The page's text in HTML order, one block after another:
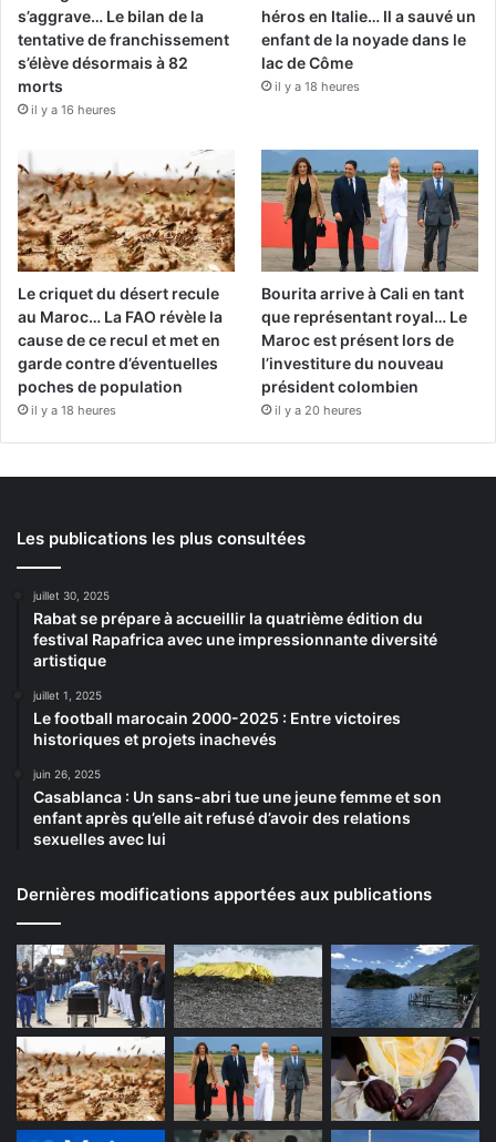
s’aggrave… Le bilan de la
tentative de franchissement
s’élève désormais à 82
morts
il y a 16 heures
héros en Italie… Il a sauvé un
enfant de la noyade dans le
lac de Côme
il y a 18 heures
Le criquet du désert recule
au Maroc… La FAO révèle la
cause de ce recul et met en
garde contre d’éventuelles
poches de population
il y a 18 heures
Bourita arrive à Cali en tant
que représentant royal… Le
Maroc est présent lors de
l’investiture du nouveau
président colombien
il y a 20 heures
Les publications les plus consultées
juillet 30, 2025
Rabat se prépare à accueillir la quatrième édition du
festival Rapafrica avec une impressionnante diversité
artistique
juillet 1, 2025
Le football marocain 2000-2025 : Entre victoires
historiques et projets inachevés
juin 26, 2025
Casablanca : Un sans-abri tue une jeune femme et son
enfant après qu’elle ait refusé d’avoir des relations
sexuelles avec lui
Dernières modifications apportées aux publications